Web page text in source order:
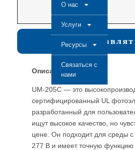
О нас
Услуги
Ресурсы
Связаться с
нами
Описание UM-205C
UM-205C — это
сертифицированный UL
разработанный для
ищут высокое качество, но
цене. Он подходит для среды
277 В и имеет точную функцию